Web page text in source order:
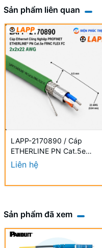
Sản phẩm liên quan
LAPP-2170890 / Cáp
ETHERLINE PN Cat.5e
FRNC FLEX FC 2x2x22 AWG
Liên hệ
Sản phẩm đã xem